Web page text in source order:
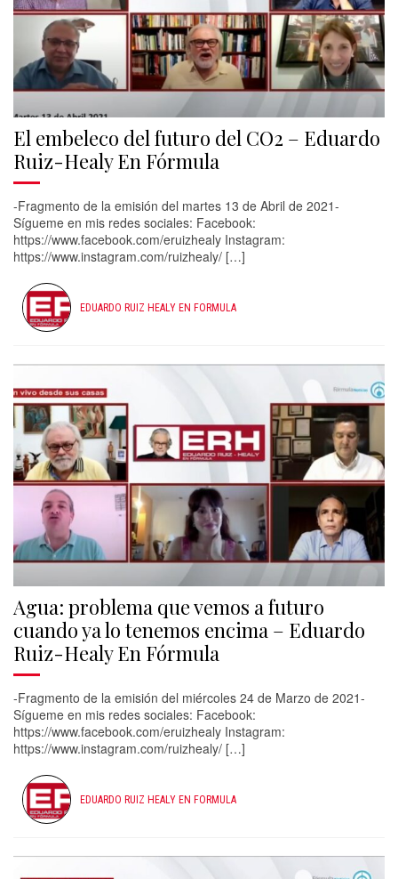
El embeleco del futuro del CO2 – Eduardo
Ruiz-Healy En Fórmula
-Fragmento de la emisión del martes 13 de Abril de 2021-
Sígueme en mis redes sociales: Facebook:
https://www.facebook.com/eruizhealy​ Instagram:
https://www.instagram.com/ruizhealy/​ […]
EDUARDO RUIZ HEALY EN FORMULA
Agua: problema que vemos a futuro
cuando ya lo tenemos encima – Eduardo
Ruiz-Healy En Fórmula
-Fragmento de la emisión del miércoles 24 de Marzo de 2021-
Sígueme en mis redes sociales: Facebook:
https://www.facebook.com/eruizhealy​ Instagram:
https://www.instagram.com/ruizhealy/​ […]
EDUARDO RUIZ HEALY EN FORMULA